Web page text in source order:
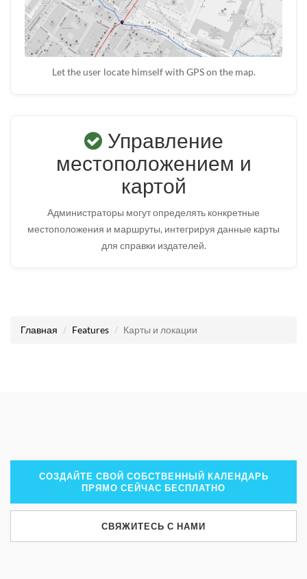
Let the user locate himself with GPS on the map.
Управление
местоположением и
картой
Администраторы могут определять конкретные
местоположения и маршруты, интегрируя данные карты
для справки издателей.
Главная Features Карты и локации
СОЗДАЙТЕ СВОЙ СОБСТВЕННЫЙ КАЛЕНДАРЬ
ПРЯМО СЕЙЧАС БЕСПЛАТНО
СВЯЖИТЕСЬ С НАМИ